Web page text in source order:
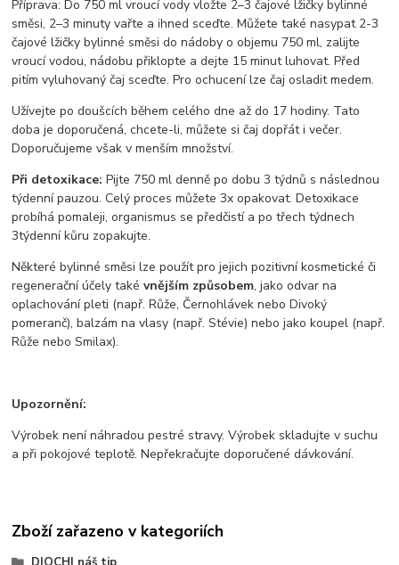
Příprava: Do 750 ml vroucí vody vložte 2–3 čajové lžičky bylinné
směsi, 2–3 minuty vařte a ihned sceďte. Můžete také nasypat 2-3
čajové lžičky bylinné směsi do nádoby o objemu 750 ml, zalijte
vroucí vodou, nádobu přiklopte a dejte 15 minut luhovat. Před
pitím vyluhovaný čaj sceďte. Pro ochucení lze čaj osladit medem.
Užívejte po doušcích během celého dne až do 17 hodiny. Tato
doba je doporučená, chcete-li, můžete si čaj dopřát i večer.
Doporučujeme však v menším množství.
Při detoxikace: Pijte 750 ml denně po dobu 3 týdnů s následnou
týdenní pauzou. Celý proces můžete 3x opakovat. Detoxikace
probíhá pomaleji, organismus se předčistí a po třech týdnech
3týdenní kůru zopakujte.
Některé bylinné směsi lze použít pro jejich pozitivní kosmetické či
regenerační účely takévnějším způsobem, jako odvar na
oplachování pleti (např. Růže, Černohlávek nebo Divoký
pomeranč), balzám na vlasy (např. Stévie) nebo jako koupel (např.
Růže nebo Smilax).
Upozornění:
Výrobek není náhradou pestré stravy. Výrobek skladujte v suchu
a při pokojové teplotě. Nepřekračujte doporučené dávkování.
Zboží zařazeno v kategoriích